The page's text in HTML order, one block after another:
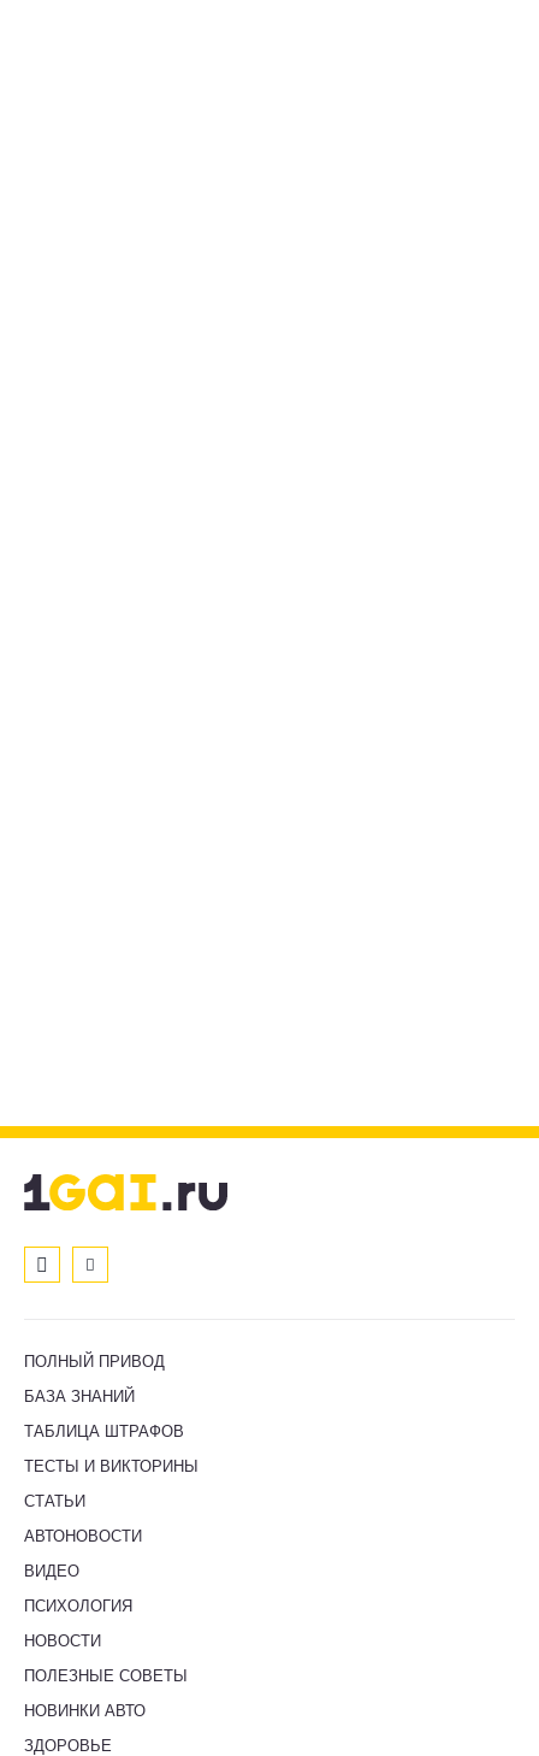
ПОЛНЫЙ ПРИВОД
БАЗА ЗНАНИЙ
ТАБЛИЦА ШТРАФОВ
ТЕСТЫ И ВИКТОРИНЫ
СТАТЬИ
АВТОНОВОСТИ
ВИДЕО
ПСИХОЛОГИЯ
НОВОСТИ
ПОЛЕЗНЫЕ СОВЕТЫ
НОВИНКИ АВТО
ЗДОРОВЬЕ